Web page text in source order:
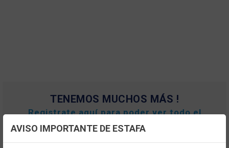
TENEMOS MUCHOS MÁS !
Registrateaquípara poder ver todo el
contenido y los precios.
Configuración de cookies
AVISO IMPORTANTE DE ESTAFA